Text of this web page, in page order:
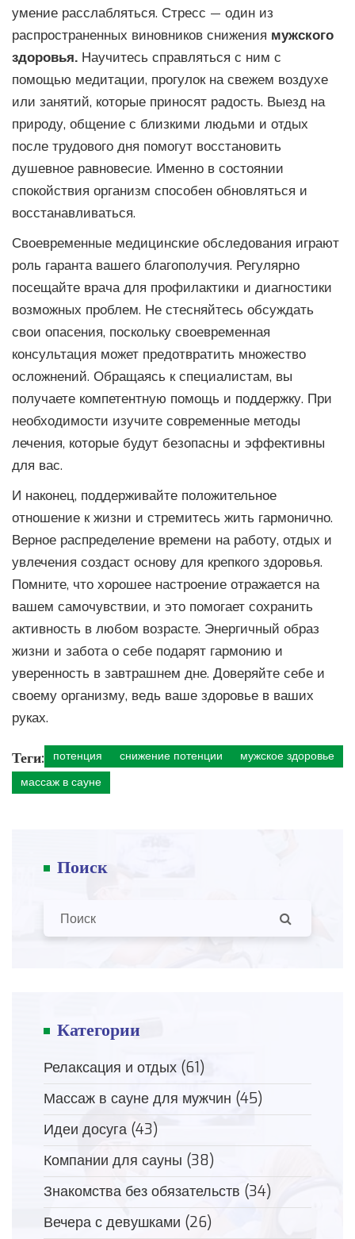
умение расслабляться. Стресс — один из
распространенных виновников снижения мужского
здоровья. Научитесь справляться с ним с
помощью медитации, прогулок на свежем воздухе
или занятий, которые приносят радость. Выезд на
природу, общение с близкими людьми и отдых
после трудового дня помогут восстановить
душевное равновесие. Именно в состоянии
спокойствия организм способен обновляться и
восстанавливаться.
Своевременные медицинские обследования играют
роль гаранта вашего благополучия. Регулярно
посещайте врача для профилактики и диагностики
возможных проблем. Не стесняйтесь обсуждать
свои опасения, поскольку своевременная
консультация может предотвратить множество
осложнений. Обращаясь к специалистам, вы
получаете компетентную помощь и поддержку. При
необходимости изучите современные методы
лечения, которые будут безопасны и эффективны
для вас.
И наконец, поддерживайте положительное
отношение к жизни и стремитесь жить гармонично.
Верное распределение времени на работу, отдых и
увлечения создаст основу для крепкого здоровья.
Помните, что хорошее настроение отражается на
вашем самочувствии, и это помогает сохранить
активность в любом возрасте. Энергичный образ
жизни и забота о себе подарят гармонию и
уверенность в завтрашнем дне. Доверяйте себе и
своему организму, ведь ваше здоровье в ваших
руках.
Теги: потенция снижение потенции
мужское здоровье
массаж в сауне
Поиск
Категории
Релаксация и отдых (61)
Массаж в сауне для мужчин (45)
Идеи досуга (43)
Компании для сауны (38)
Знакомства без обязательств (34)
Вечера с девушками (26)